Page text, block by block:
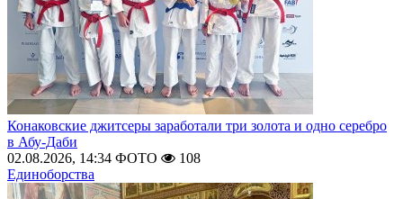
Конаковские джитсеры заработали три золота и одно серебро
в Абу-Даби
02.08.2026, 14:34 ФОТО
108
Единоборства